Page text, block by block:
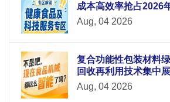
成本高效率抢占2026
Aug, 04 2026
复合功能性包装材料
回收再利用技术集中
糖9号馆循环经济
Aug, 04 2026